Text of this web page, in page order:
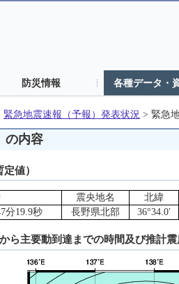
防災情報 各種データ・
緊急地震速報（予報）発表状況 > 緊急
の内容
値）
震央地名
北緯
分19.9秒
長野県北部 36°34.0′
ら主要動到達までの時間及び推計